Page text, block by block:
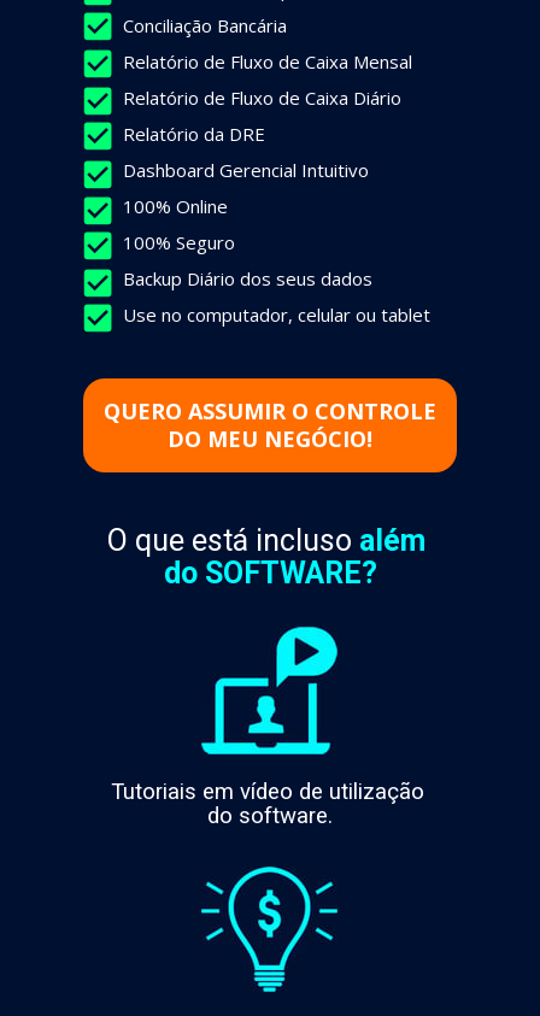
Conciliação Bancária
Relatório de Fluxo de Caixa Mensal
Relatório de Fluxo de Caixa Diário
Relatório da DRE
Dashboard Gerencial Intuitivo
100% Online
100% Seguro
Backup Diário dos seus dados
Use no computador, celular ou tablet
O que está incluso além
do SOFTWARE?
QUERO ASSUMIR O CONTROLE
DO MEU NEGÓCIO!
Tutoriais em vídeo de utilização
do software.